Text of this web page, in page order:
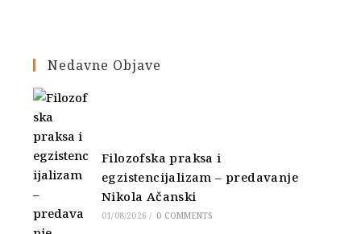
Nedavne Objave
Filozofska praksa i
egzistencijalizam – predavanje
Nikola Ačanski
01/08/2026 / 0 COMMENTS